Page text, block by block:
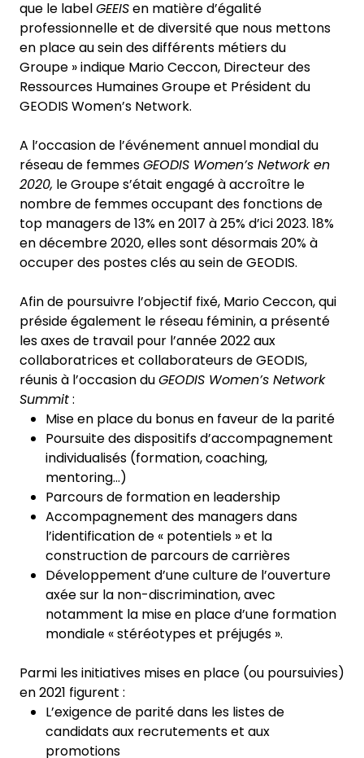
que le labelGEEISen matière d’égalité
professionnelle et de diversité que nous mettons
en place au sein des différents métiers du
Groupe » indique Mario Ceccon, Directeur des
Ressources Humaines Groupe et Président du
GEODIS Women’s Network.
A l’occasion de l’événement annuelmondial du
réseau de femmesGEODIS Women’s Network en
2020, le Groupes’était engagé à accroître le
nombre de femmes occupant des fonctions de
top managers de 13% en 2017 à 25% d’ici 2023. 18%
en décembre 2020, elles sont désormais 20% à
occuper des postes clés au sein de GEODIS.
Afin de poursuivre l’objectif fixé, Mario Ceccon, qui
préside également le réseau féminin, a présenté
les axes de travail pour l’année 2022 aux
collaboratrices et collaborateurs de GEODIS,
réunis à l’occasion duGEODIS Women’s Network
Summit:
Mise en place du bonus en faveur de la parité
Poursuite des dispositifs d’accompagnement
individualisés (formation, coaching,
mentoring...)
Parcours de formation en leadership
Accompagnement des managers dans
l’identification de « potentiels » et la
construction de parcours de carrières
Développement d’une culture de l’ouverture
axée sur la non-discrimination, avec
notamment la mise en place d’une formation
mondiale « stéréotypes et préjugés ».
Parmi les initiatives mises en place (ou poursuivies)
en 2021 figurent :
L’exigence de parité dans les listes de
candidats aux recrutements et aux
promotions